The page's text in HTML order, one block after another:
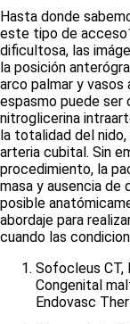
Hasta donde
este tipo de acceso
dificultosa, las
la posición
arco palmar y
espasmo puede ser
nitroglicerina
la totalidad del
arteria cubital. Sin
procedimiento, la
masa y ausencia de
posible
abordaje para
cuando las
Sofocleus CT,
Congenital
Endovasc